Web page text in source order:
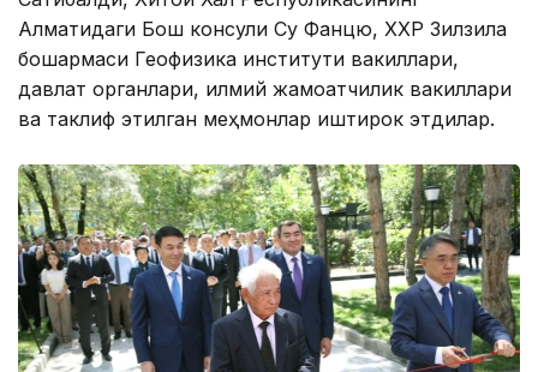
Алматидаги Бош консули Су Фанцю, ХХР Зилзила
бошқармаси Геофизика институти вакиллари,
давлат органлари, илмий жамоатчилик вакиллари
ва таклиф этилган меҳмонлар иштирок этдилар.